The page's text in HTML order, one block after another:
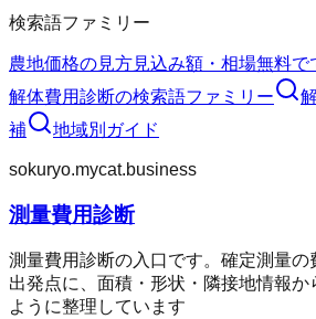
検索語ファミリー
農地価格の見方見込み額・相場無料で
解体費用診断の検索語ファミリー
補
地域別ガイド
sokuryo.mycat.business
測量費用診断
測量費用診断の入口です。確定測量の
出発点に、面積・形状・隣接地情報か
ように整理しています